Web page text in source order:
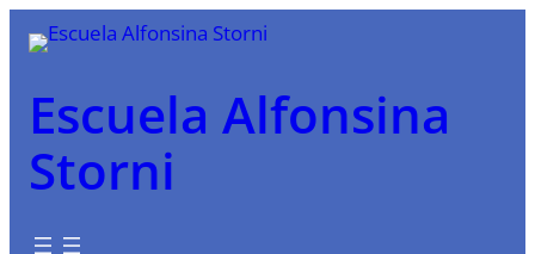
Saltar
Escuela Alfonsina
Storni